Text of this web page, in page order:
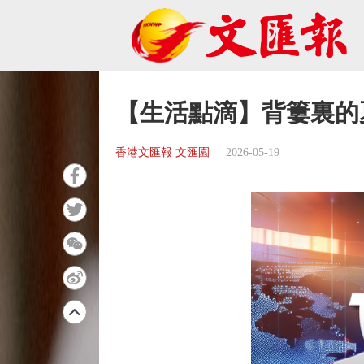
【生活點滴】背簍裏
香港文匯報 文匯園 2026-05-19